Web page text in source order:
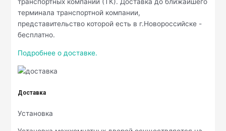
транспортных компаний (ТК). Доставка до ближайшего
терминала транспортной компании,
представительство которой есть в г.Новороссийске -
бесплатно.
Подробнее о доставке.
Доставка
Установка